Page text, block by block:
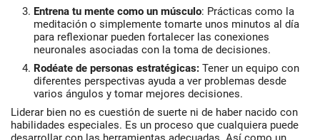
Entrena tu mente como un músculo: Prácticas como la
meditación o simplemente tomarte unos minutos al día
para reflexionar pueden fortalecer las conexiones
neuronales asociadas con la toma de decisiones.
Rodéate de personas estratégicas: Tener un equipo con
diferentes perspectivas ayuda a ver problemas desde
varios ángulos y tomar mejores decisiones.
Liderar bien no es cuestión de suerte ni de haber nacido con
habilidades especiales. Es un proceso que cualquiera puede